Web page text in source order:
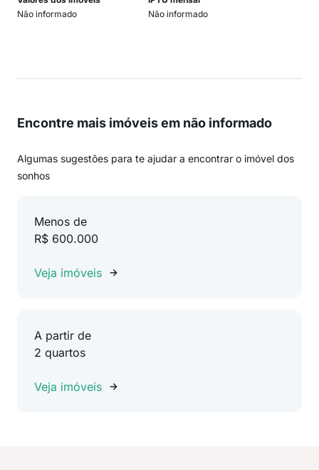
Não informado
Não informado
Encontre mais imóveis em não informado
Algumas sugestões para te ajudar a encontrar o imóvel dos
sonhos
Menos de
R$ 600.000
Veja imóveis
A partir de
2 quartos
Veja imóveis